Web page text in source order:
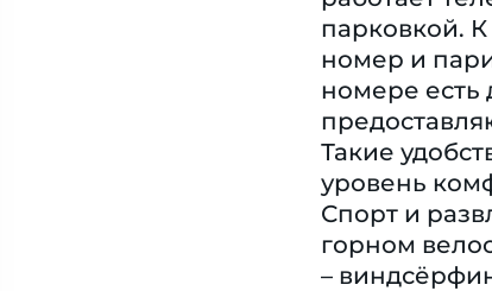
парковкой.
номер и
номере есть
Такие
уровень
Спорт и
горном
–